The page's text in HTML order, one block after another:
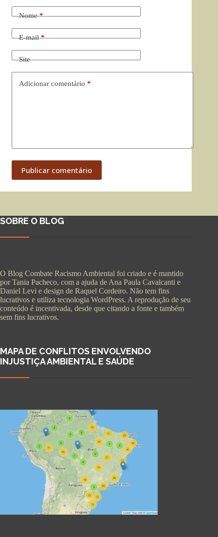
Nome*
E-mail*
Site
Adicionar comentário *
Publicar comentário
SOBRE O BLOG
O Blog Combate Racismo Ambiental foi criado e é mantido
por Tania Pacheco, com a ajuda de Ana Paula Cavalcanti e
Daniel Levi e design de Raquel Cordeiro. Não tem fins
lucrativos e utiliza tecnologia WordPress. A reprodução de seu
conteúdo é incentivada, desde que citando a fonte e também
sem fins lucrativos.
MAPA DE CONFLITOS ENVOLVENDO
INJUSTIÇA AMBIENTAL E SAÚDE